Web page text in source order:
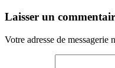
Laisser un
Votre adresse de messagerie